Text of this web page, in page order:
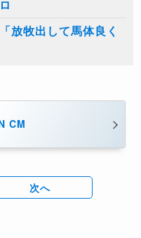
放牧出して馬体良く
CM
次へ